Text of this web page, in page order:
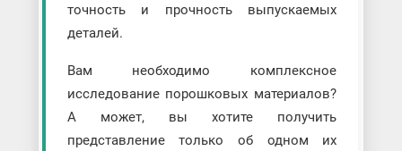
точность и прочность выпускаемых
деталей.
Вам необходимо комплексное
исследование порошковых материалов?
А может, вы хотите получить
представление только об одном их